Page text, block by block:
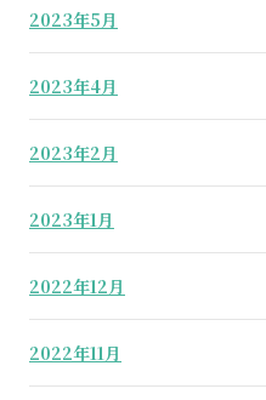
2023年5月
2023年4月
2023年2月
2023年1月
2022年12月
2022年11月